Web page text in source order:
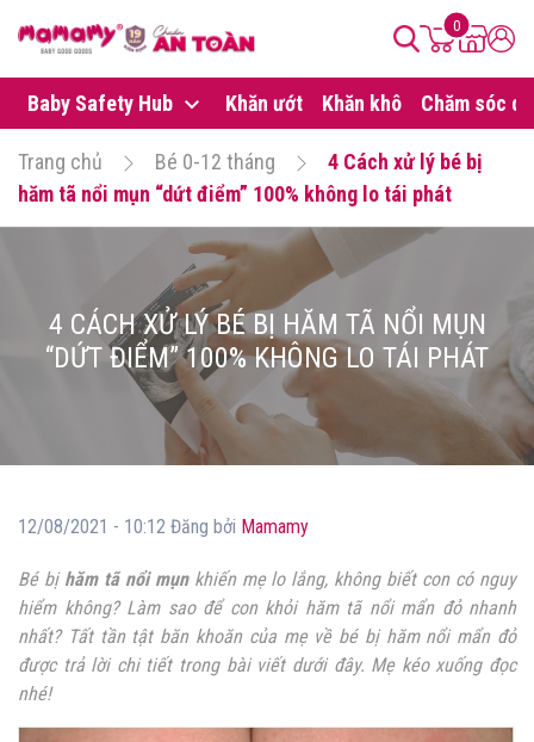
0
Baby Safety Hub Khăn ướt Khăn khô Chăm sóc da
Trang chủ Bé 0-12 tháng
4 Cách xử lý bé bị
hăm tã nổi mụn “dứt điểm” 100% không lo tái phát
4 CÁCH XỬ LÝ BÉ BỊ HĂM TÃ NỔI MỤN
“DỨT ĐIỂM” 100% KHÔNG LO TÁI PHÁT
12/08/2021 - 10:12 Đăng bởi Mamamy
Bé bịhăm tã nổi mụn khiến mẹ lo lắng, không biết con có nguy
hiểm không? Làm sao để con khỏi hăm tã nổi mẩn đỏnhanh
nhất? Tất tần tật băn khoăn của mẹ về bé bị hăm nổi mẩn đỏ
được trả lời chi tiết trong bài viết dưới đây. Mẹ kéo xuống đọc
nhé!